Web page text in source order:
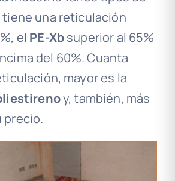
tiene una reticulación
el PE-Xbsuperior al 65%
del 60%. Cuanta
mayor es la
y, también, más
precio.